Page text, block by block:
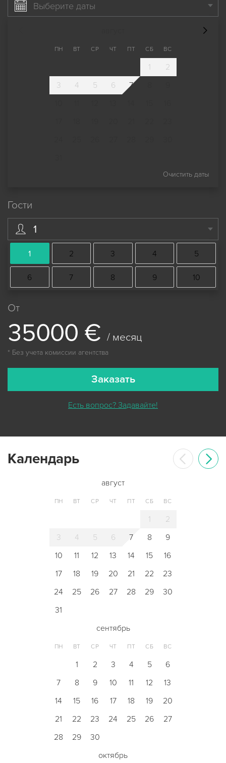
Выберите даты
ПН ВТ СР ЧТ ПТ СБ ВС
1
2
3
4 5 6 7
Очистить даты
Гости
1
1 2 3 4 5
6 7 8 9 10
От
35000 € / месяц
* Без учета комиссии агентства
Заказать
Есть вопрос? Задавайте!
Календарь
август
ПН ВТ СР ЧТ ПТ СБ ВС
1
2
3
4 5 6 7 8
9
10
11 12 13 14 15
16
17
18 19 20 21 22
23
24
25 26 27 28 29
30
31
сентябрь
ПН ВТ СР ЧТ ПТ СБ ВС
1 2 3 4 5
6
7
8 9 10 11 12
13
14
15 16 17 18 19
20
21
22 23 24 25 26
27
28
29
30
октябрь